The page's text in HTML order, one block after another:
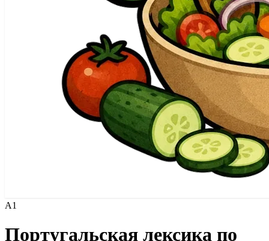
A1
Португальская лексика по